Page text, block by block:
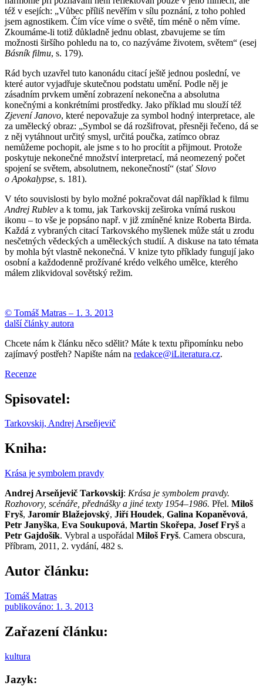
též v esejích: „Vůbec příliš nevěřím v sílu poznání, z toho pohled
jsem agnostikem. Čím více víme o světě, tím méně o něm víme.
Zkoumáme-li totiž důkladně jednu oblast, zbavujeme se tím
možnosti širšího pohledu na to, co nazýváme životem, světem“ (esej
Básník filmu, s. 179).
Rád bych uzavřel tuto kanonádu citací ještě jednou poslední, ve
které autor vyjadřuje skutečnou podstatu umění. Podle něj je
zásadním prvkem umění zobrazení nekonečna a absolutna
konečnými a konkrétními prostředky. Jako příklad mu slouží též
Zjevení Janovo, které nepovažuje za symbol hodný interpretace, ale
za umělecký obraz: „Symbol se dá rozšifrovat, přesněji řečeno, dá se
z něj vytáhnout určitý smysl, určitá poučka, zatímco obraz
nemůžeme pochopit, ale jsme s to ho procítit a přijmout. Protože
poskytuje nekonečné množství interpretací, má neomezený počet
spojení se světem, absolutnem, nekonečností“ (stať Slovo
o Apokalypse, s. 181).
V této souvislosti by bylo možné pokračovat dál například k filmu
Andrej Rublev a k tomu, jak Tarkovskij zeširoka vnímá ruskou
ikonu – to vše je popsáno např. v již zmíněné knize Roberta Birda.
Každá z vybraných citací Tarkovského myšlenek může stát u zrodu
nesčetných vědeckých a uměleckých studií. A diskuse na tato témata
by mohla být vlastně nekonečná. V knize tyto příklady fungují jako
osobní a každodenně prožívané krédo velkého umělce, kterého
málem zlikvidoval sovětský režim.
© Tomáš Matras – 1. 3. 2013
další články autora
Chcete nám k článku něco sdělit? Máte k textu připomínku nebo
zajímavý postřeh? Napište nám na redakce@iLiteratura.cz.
Recenze
Spisovatel:
Tarkovskij, Andrej Arseňjevič
Kniha:
Krása je symbolem pravdy
Andrej Arseňjevič Tarkovskij: Krása je symbolem pravdy.
Rozhovory, scénáře, přednášky a jiné texty 1954–1986. Přel. Miloš
Fryš, Jaromír Blažejovský, Jiří Houdek, Galina Kopaněvová,
Petr Janyška, Eva Soukupová, Martin Skořepa, Josef Fryš a
Petr Gajdošík. Vybral a uspořádal Miloš Fryš. Camera obscura,
Příbram, 2011, 2. vydání, 482 s.
Autor článku:
Tomáš Matras
publikováno: 1. 3. 2013
Zařazení článku:
kultura
Jazyk: